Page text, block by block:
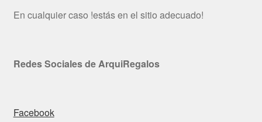
En cualquier caso !estás en el sitio adecuado!
Redes Sociales de ArquiRegalos
Facebook